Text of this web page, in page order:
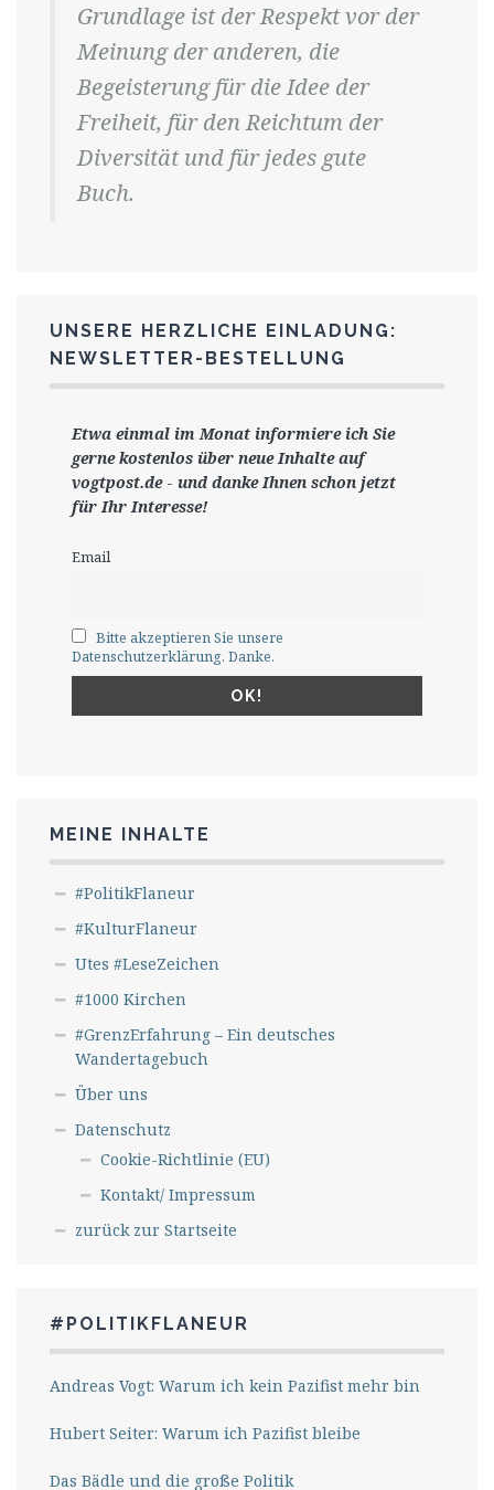
Grundlage ist der Respekt vor der
Meinung der anderen, die
Begeisterung für die Idee der
Freiheit, für den Reichtum der
Diversität und für jedes gute
Buch.
UNSERE HERZLICHE EINLADUNG:
NEWSLETTER-BESTELLUNG
Etwa einmal im Monat informiere ich Sie
gernekostenlos über neue Inhalte auf
vogtpost.de- und danke Ihnen schon jetzt
für Ihr Interesse!
Email
Bitte akzeptieren Sie unsere
Datenschutzerklärung. Danke.
MEINE INHALTE
#PolitikFlaneur
#KulturFlaneur
Utes #LeseZeichen
#1000 Kirchen
#GrenzErfahrung – Ein deutsches
Wandertagebuch
Über uns
Datenschutz
Cookie-Richtlinie (EU)
Kontakt/ Impressum
zurück zur Startseite
#POLITIKFLANEUR
Andreas Vogt: Warum ich kein Pazifist mehr bin
Hubert Seiter: Warum ich Pazifist bleibe
Das Bädle und die große Politik